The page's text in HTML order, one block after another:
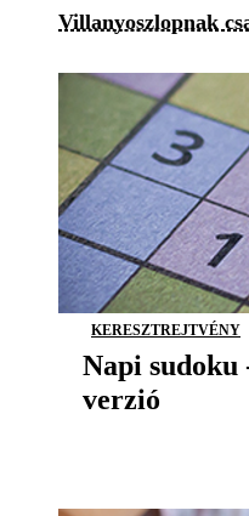
Villanyoszlopnak
KERESZTREJTVÉNY
Napi sudoku
verzió